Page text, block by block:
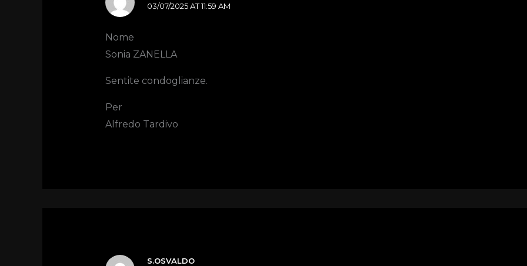
03/07/2025 AT 11:59 AM
Nome
Sonia ZANELLA
Sentite condoglianze.
Per
Alfredo Tardivo
S.OSVALDO